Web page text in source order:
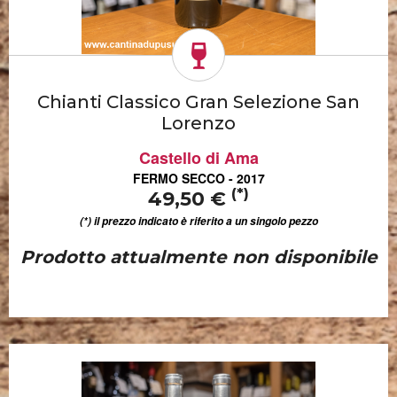
Chianti Classico Gran Selezione San
Lorenzo
Castello di Ama
FERMO SECCO - 2017
49,50 € (*)
(*) il prezzo indicato è riferito a un singolo pezzo
Prodotto attualmente non disponibile